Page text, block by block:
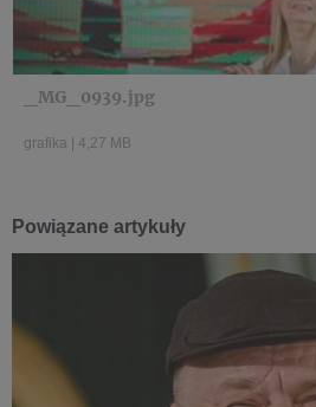
_MG_0939.jpg
grafika 4,27 MB
Powiązane artykuły